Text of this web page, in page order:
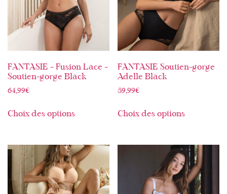
FANTASIE – Fusion Lace –
Soutien-gorge Black
64,99€
Choix des options
FANTASIE Soutien-gorge
Adelle Black
59,99€
Choix des options